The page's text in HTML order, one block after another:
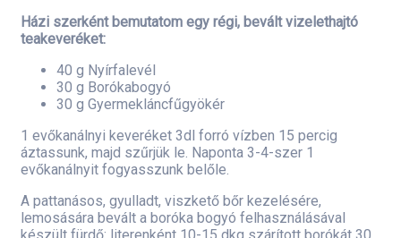
Házi szerként bemutatom egy régi, bevált vizelethajtó
teakeveréket:
40 g Nyírfalevél
30 g Borókabogyó
30 g Gyermekláncfűgyökér
1 evőkanálnyi keveréket 3dl forró vízben 15 percig
áztassunk, majd szűrjük le. Naponta 3-4-szer 1
evőkanálnyit fogyasszunk belőle.
A pattanásos, gyulladt, viszkető bőr kezelésére,
lemosására bevált a boróka bogyó felhasználásával